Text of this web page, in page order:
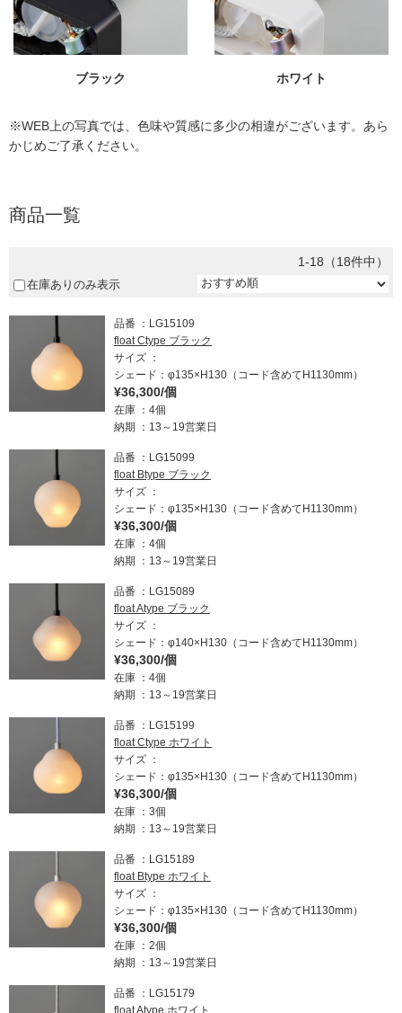
ブラック ホワイト
※WEB上の写真では、色味や質感に多少の相違がございます。あら
かじめご了承ください。
商品一覧
1-18（18件中）
在庫ありのみ表示
品番
LG15109
float Ctype ブラック
サイズ
シェード：φ135×H130（コード含めてH1130mm）
¥36,300/個
在庫
4個
納期
13～19営業日
品番
LG15099
float Btype ブラック
サイズ
シェード：φ135×H130（コード含めてH1130mm）
¥36,300/個
在庫
4個
納期
13～19営業日
品番
LG15089
float Atype ブラック
サイズ
シェード：φ140×H130（コード含めてH1130mm）
¥36,300/個
在庫
4個
納期
13～19営業日
品番
LG15199
float Ctype ホワイト
サイズ
シェード：φ135×H130（コード含めてH1130mm）
¥36,300/個
在庫
3個
納期
13～19営業日
品番
LG15189
float Btype ホワイト
サイズ
シェード：φ135×H130（コード含めてH1130mm）
¥36,300/個
在庫
2個
納期
13～19営業日
品番
LG15179
float Atype ホワイト